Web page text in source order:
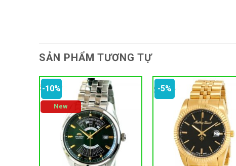
SẢN PHẨM TƯƠNG TỰ
-10%
New
-5%